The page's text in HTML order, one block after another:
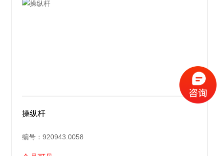
操纵杆
编号：920943.0058